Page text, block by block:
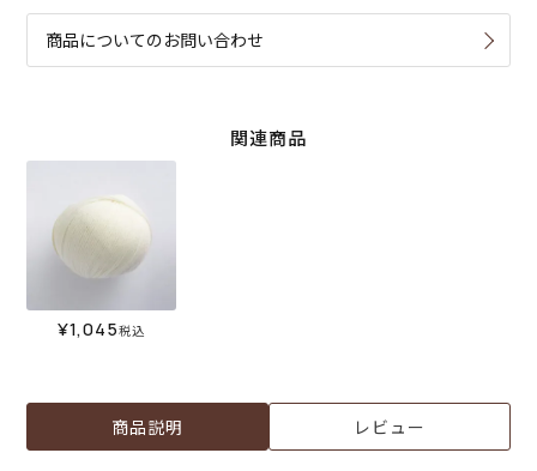
商品についてのお問い合わせ
関連商品
¥1,045税込
商品説明 レビュー